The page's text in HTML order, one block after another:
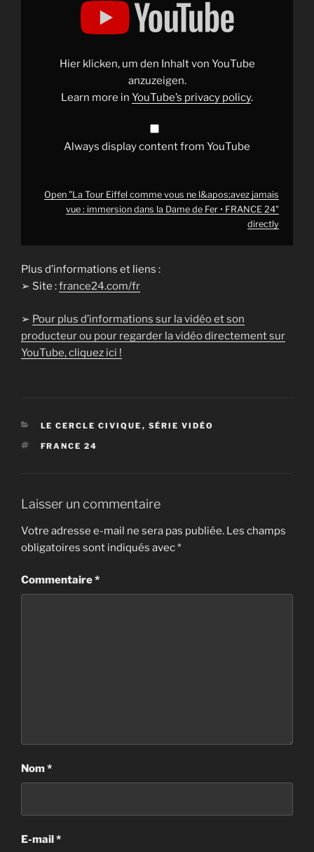
l&apos;avez
immersion
YouTube
Hier klicken, um den Inhalt von YouTube
anzuzeigen.
Learn more in YouTube’s privacy policy.
Always display content from YouTube
Open "La Tour Eiffel comme vous ne l&apos;avez jamais
vue : immersion dans la Dame de Fer • FRANCE 24"
directly
Plus d’informations et liens :
➢ Site :france24.com/fr
➢ Pour plus d’informations sur la vidéo et son
producteur ou pour regarder la vidéo directement sur
YouTube, cliquez ici !
CATÉGORIES
LE CERCLE CIVIQUE , SÉRIE VIDÉO
ÉTIQUETTES
FRANCE 24
Laisser un commentaire
Votre adresse e-mail ne sera pas publiée. Les champs
obligatoires sont indiqués avec*
Commentaire*
Nom*
E-mail*